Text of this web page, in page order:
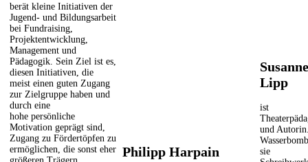
berät kleine Initiativen der
Jugend- und Bildungsarbeit
bei Fundraising,
Projektentwicklung,
Management und
Pädagogik. Sein Ziel ist es,
diesen Initiativen, die
meist einen guten Zugang
zur Zielgruppe haben und
durch eine
hohe persönliche
Motivation geprägt sind,
Zugang zu Fördertöpfen zu
ermöglichen, die sonst eher Philipp Harpain
Susanne
Lipp
ist
und
sie